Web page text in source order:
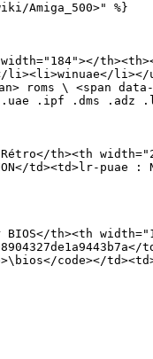
Amiga_500>" %}
li></
roms \ <span
.uae .ipf .dms
Rétro</th><th
td><td>lr-puae :
th><th
code></